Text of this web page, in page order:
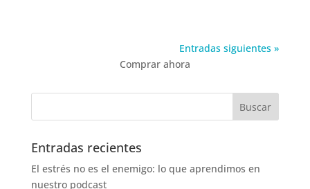
Entradas siguientes »
Comprar ahora
Entradas recientes
El estrés no es el enemigo: lo que aprendimos en
nuestro podcast